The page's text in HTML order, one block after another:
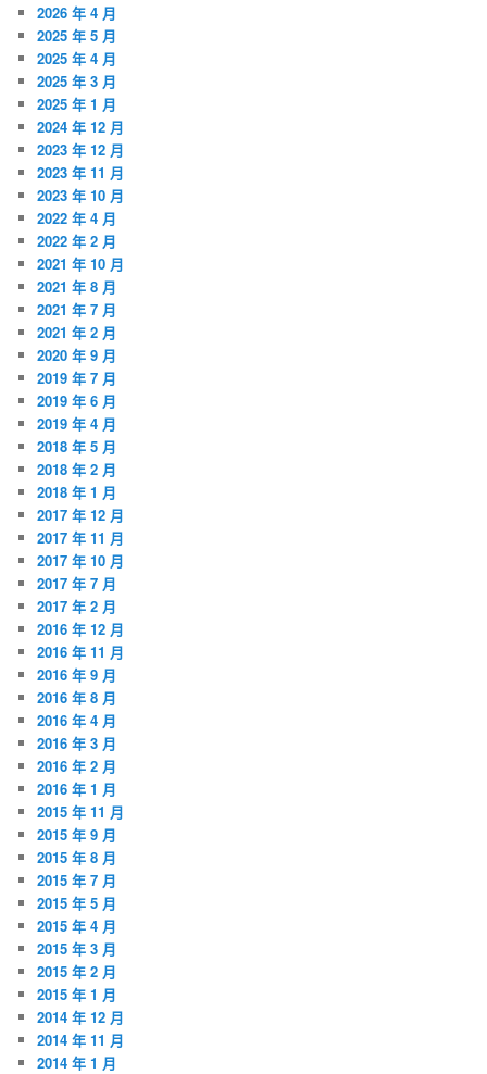
2026 年 4 月
2025 年 5 月
2025 年 4 月
2025 年 3 月
2025 年 1 月
2024 年 12 月
2023 年 12 月
2023 年 11 月
2023 年 10 月
2022 年 4 月
2022 年 2 月
2021 年 10 月
2021 年 8 月
2021 年 7 月
2021 年 2 月
2020 年 9 月
2019 年 7 月
2019 年 6 月
2019 年 4 月
2018 年 5 月
2018 年 2 月
2018 年 1 月
2017 年 12 月
2017 年 11 月
2017 年 10 月
2017 年 7 月
2017 年 2 月
2016 年 12 月
2016 年 11 月
2016 年 9 月
2016 年 8 月
2016 年 4 月
2016 年 3 月
2016 年 2 月
2016 年 1 月
2015 年 11 月
2015 年 9 月
2015 年 8 月
2015 年 7 月
2015 年 5 月
2015 年 4 月
2015 年 3 月
2015 年 2 月
2015 年 1 月
2014 年 12 月
2014 年 11 月
2014 年 1 月